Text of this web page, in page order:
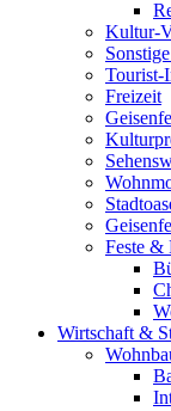
Kultur-
Tourist-
Freizeit
Feste &
Wirtschaft &